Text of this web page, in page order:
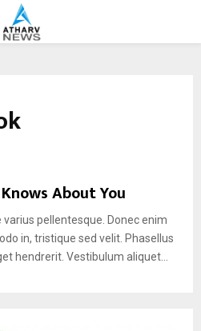
About You
pellentesque. Donec enim
in, tristique sed velit. Phasellus
hendrerit. Vestibulum aliquet...